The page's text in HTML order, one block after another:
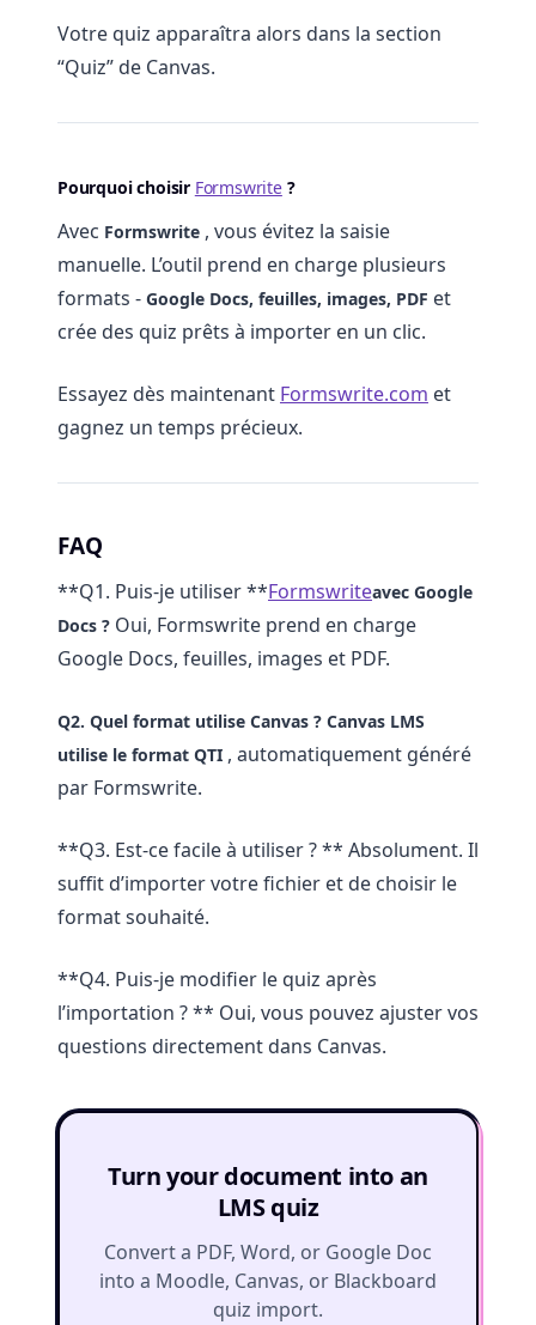
Votre quiz apparaîtra alors dans la section
“Quiz” de Canvas.
Pourquoi choisir Formswrite?
Avec Formswrite , vous évitez la saisie
manuelle. L’outil prend en charge plusieurs
formats - Google Docs, feuilles, images, PDF et
crée des quiz prêts à importer en un clic.
Essayez dès maintenant Formswrite.com et
gagnez un temps précieux.
FAQ
**Q1. Puis-je utiliser **Formswriteavec Google
Docs ? Oui, Formswrite prend en charge
Google Docs, feuilles, images et PDF.
Q2. Quel format utilise Canvas ? Canvas LMS
utilise le format QTI , automatiquement généré
par Formswrite.
**Q3. Est-ce facile à utiliser ? ** Absolument. Il
suffit d’importer votre fichier et de choisir le
format souhaité.
**Q4. Puis-je modifier le quiz après
l’importation ? ** Oui, vous pouvez ajuster vos
questions directement dans Canvas.
Turn your document into an
LMS quiz
Convert a PDF, Word, or Google Doc
into a Moodle, Canvas, or Blackboard
quiz import.